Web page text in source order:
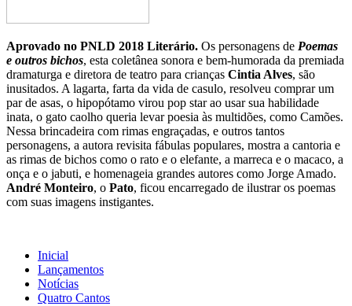
Aprovado no PNLD 2018 Literário. Os personagens de Poemas
e outros bichos, esta coletânea sonora e bem-humorada da premiada
dramaturga e diretora de teatro para crianças Cintia Alves, são
inusitados. A lagarta, farta da vida de casulo, resolveu comprar um
par de asas, o hipopótamo virou pop star ao usar sua habilidade
inata, o gato caolho queria levar poesia às multidões, como Camões.
Nessa brincadeira com rimas engraçadas, e outros tantos
personagens, a autora revisita fábulas populares, mostra a cantoria e
as rimas de bichos como o rato e o elefante, a marreca e o macaco, a
onça e o jabuti, e homenageia grandes autores como Jorge Amado.
André Monteiro, o Pato, ficou encarregado de ilustrar os poemas
com suas imagens instigantes.
Inicial
Lançamentos
Notícias
Quatro Cantos